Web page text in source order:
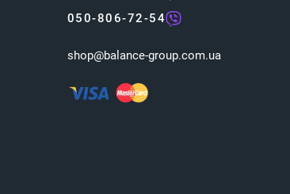
050-806-72-54
shop@balance-group.com.ua